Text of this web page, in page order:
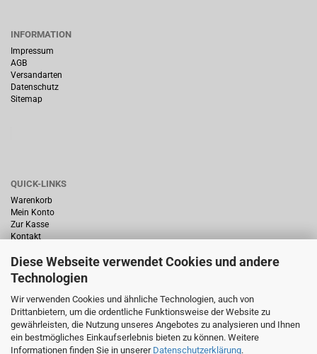
Diese Webseite verwendet Cookies und andere
Technologien
Wir verwenden Cookies und ähnliche Technologien, auch von
Drittanbietern, um die ordentliche Funktionsweise der Website zu
gewährleisten, die Nutzung unseres Angebotes zu analysieren und Ihnen
ein bestmögliches Einkaufserlebnis bieten zu können. Weitere
Informationen finden Sie in unserer Datenschutzerklärung.
INFORMATION
Impressum
AGB
Versandarten
Datenschutz
Sitemap
QUICK-LINKS
Warenkorb
Mein Konto
Zur Kasse
Kontakt
HÄUFIG GESUCHT
Startseite